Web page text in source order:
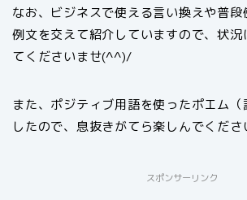
なお、ビジネスで使える言い換えや普
例文を交えて紹介していますので、状
てくださいませ(^^)/
また、ポジティブ用語を使ったポエム
したので、息抜きがてら楽しんでくださ
スポンサーリンク